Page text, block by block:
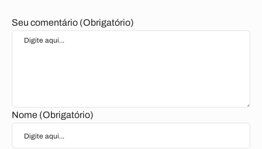
Seu comentário (Obrigatório)
Nome (Obrigatório)